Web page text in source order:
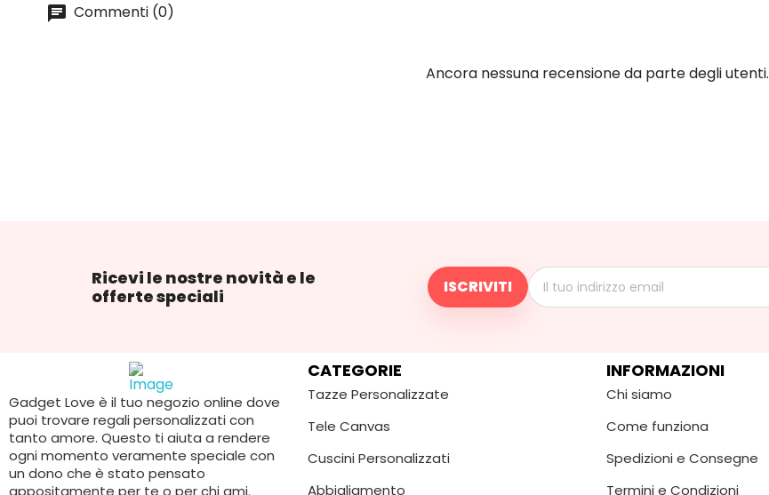
Commenti (0)
Ancora nessuna recensione da parte degli utenti.
Ricevi le nostre novità e le
offerte speciali
Gadget Love è il tuo negozio online dove
puoi trovare regali personalizzati con
tanto amore. Questo ti aiuta a rendere
ogni momento veramente speciale con
un dono che è stato pensato
appositamente per te o per chi ami.
CATEGORIE
Tazze Personalizzate
Tele Canvas
Cuscini Personalizzati
Abbigliamento
INFORMAZIONI
Chi siamo
Come funziona
Spedizioni e Consegne
Termini e Condizioni